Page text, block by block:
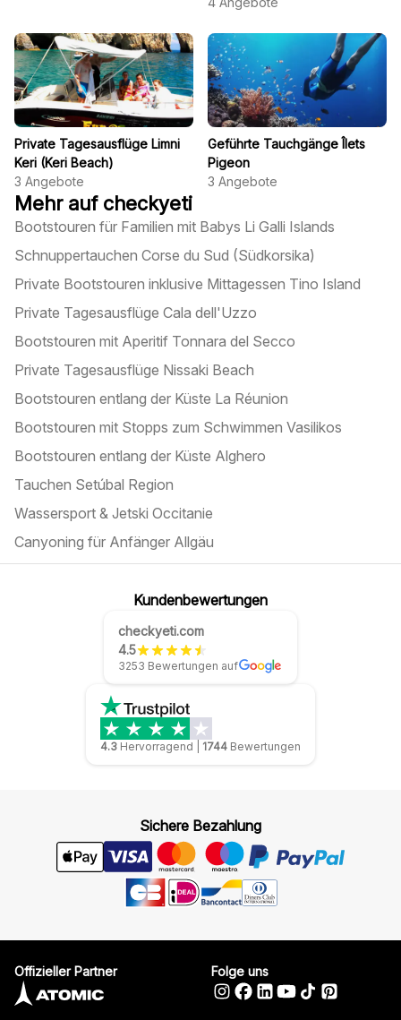
Private Tagesausflüge Limni
Keri (Keri Beach)
3 Angebote
Geführte Tauchgänge Îlets
Pigeon
3 Angebote
Mehr auf checkyeti
Bootstouren für Familien mit Babys Li Galli Islands
Schnuppertauchen Corse du Sud (Südkorsika)
Private Bootstouren inklusive Mittagessen Tino Island
Private Tagesausflüge Cala dell'Uzzo
Bootstouren mit Aperitif Tonnara del Secco
Private Tagesausflüge Nissaki Beach
Bootstouren entlang der Küste La Réunion
Bootstouren mit Stopps zum Schwimmen Vasilikos
Bootstouren entlang der Küste Alghero
Tauchen Setúbal Region
Wassersport & Jetski Occitanie
Canyoning für Anfänger Allgäu
Kundenbewertungen
checkyeti.com
4.5
3253 Bewertungen auf
4.3 Hervorragend 1744 Bewertungen
Sichere Bezahlung
Offizieller Partner Folge uns